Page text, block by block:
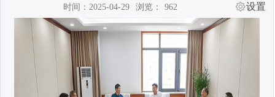
时间：2025-04-29 浏览： 962 设置